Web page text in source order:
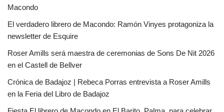
Macondo
El verdadero librero de Macondo: Ramón Vinyes protagoniza la
newsletter de Esquire
Roser Amills será maestra de ceremonias de Sons De Nit 2026
en el Castell de Bellver
Crónica de Badajoz | Rebeca Porras entrevista a Roser Amills
en la Feria del Libro de Badajoz